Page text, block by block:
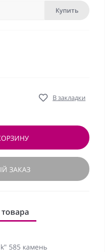
Купить
В закладки
ЗАКАЗ
585 камень